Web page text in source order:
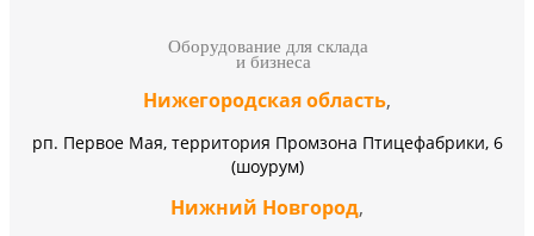
Оборудование для склада
и бизнеса
Нижегородская область,
рп. Первое Мая, территория Промзона Птицефабрики, 6
(шоурум)
Нижний Новгород,